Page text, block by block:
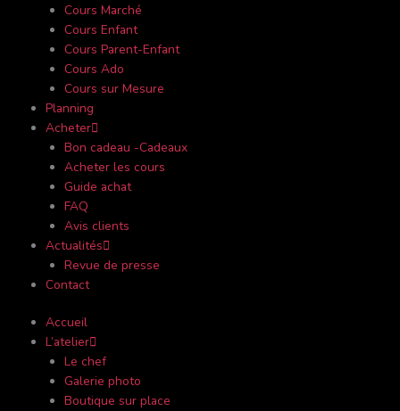
Cours Marché
Cours Enfant
Cours Parent-Enfant
Cours Ado
Cours sur Mesure
Planning
Acheter
Bon cadeau -Cadeaux
Acheter les cours
Guide achat
FAQ
Avis clients
Actualités
Revue de presse
Contact
Accueil
L’atelier
Le chef
Galerie photo
Boutique sur place